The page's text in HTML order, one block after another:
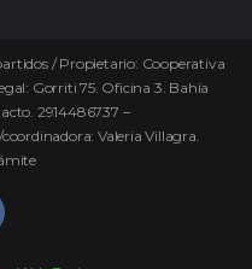
/ Propietario: Cooperativa
Gorriti 75. Oficina 3. Bahía
2914486737 –
Valeria Villagra.